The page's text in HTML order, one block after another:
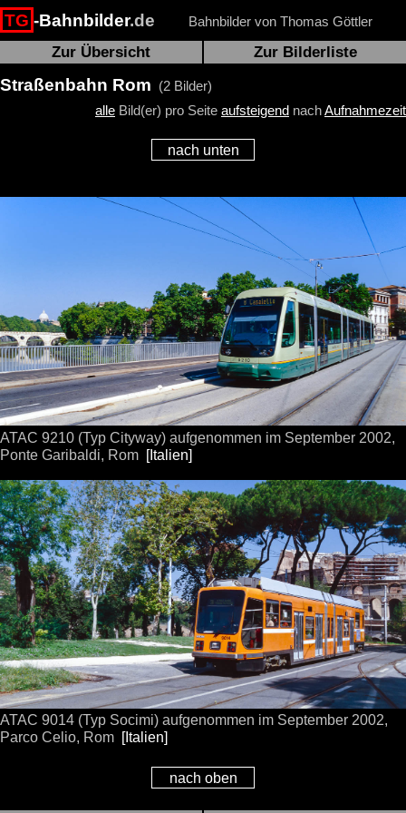
TG -Bahnbilder.de Bahnbilder von Thomas Göttler
Zur Übersicht Zur Bilderliste
Straßenbahn Rom (2 Bilder)
alle Bild(er) pro Seite aufsteigend nachAufnahmezeit
nach unten
ATAC 9210 (Typ Cityway) aufgenommen im September 2002,
Ponte Garibaldi, Rom [Italien]
ATAC 9014 (Typ Socimi) aufgenommen im September 2002,
Parco Celio, Rom [Italien]
nach oben